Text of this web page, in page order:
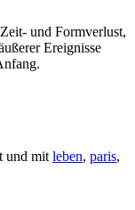
und Formverlust,
Ereignisse
und mit leben, paris,